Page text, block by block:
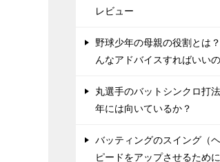
レビュー
野球少年の母親の役割とは
んなアドバイスすればいい
丸選手のバットシンクロ打
年には向いているか？
バッティングのスイング（
ピードをアップさせるため